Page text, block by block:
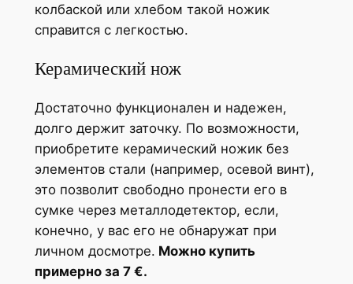
колбаской или хлебом такой ножик
справится с легкостью.
Керамический нож
Достаточно функционален и надежен,
долго держит заточку. По возможности,
приобретите керамический ножик без
элементов стали (например, осевой винт),
это позволит свободно пронести его в
сумке через металлодетектор, если,
конечно, у вас его не обнаружат при
личном досмотре. Можно купить
примерно за 7 €.